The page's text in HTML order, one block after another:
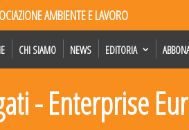
AMBIENTE E LAVORO
CHI SIAMO NEWS EDITORIA
- Enterprise